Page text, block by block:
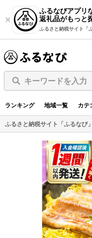
ふるなびアプリ
返礼品がもっと
ふるさと納税サイト「
キーワードを入力
ランキング 地域一覧 カテ
ふるさと納税サイト「ふるなび」